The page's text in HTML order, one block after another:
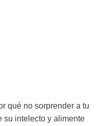
qué no sorprender a tu
su intelecto y alimente